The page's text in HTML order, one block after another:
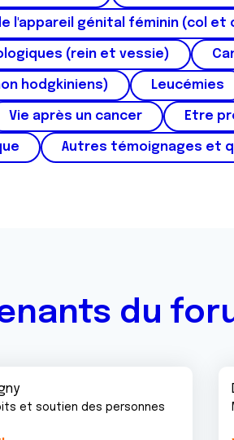
l'appareil génital féminin (col
(rein et vessie)
hodgkiniens) Leucémies
Vie après un cancer Etre
Autres témoignages et
du
et soutien des personnes